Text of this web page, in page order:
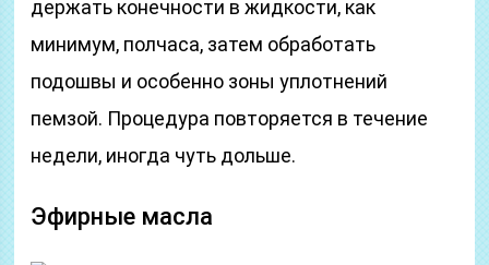
держать конечности в жидкости, как
минимум, полчаса, затем обработать
подошвы и особенно зоны уплотнений
пемзой. Процедура повторяется в течение
недели, иногда чуть дольше.
Эфирные масла